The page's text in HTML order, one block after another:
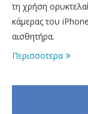
τη χρήση
κάμερας του
αισθητήρα.
Περισσοτερα